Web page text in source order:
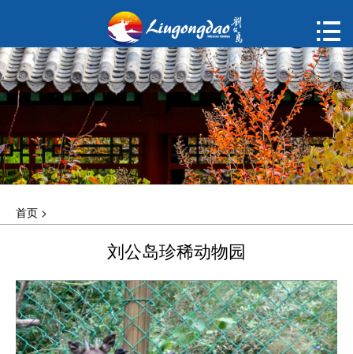
购票
概况
动态
指南
建议
한국어

首页 >
刘公岛珍稀动物园